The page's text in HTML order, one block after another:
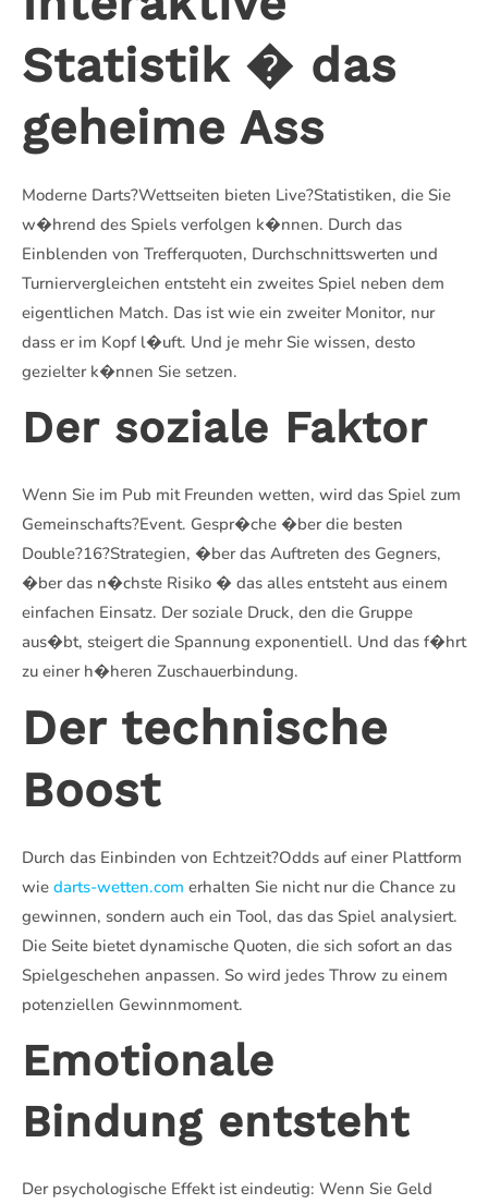
Statistik � das
geheime Ass
Moderne Darts?Wettseiten bieten Live?Statistiken, die Sie
w�hrend des Spiels verfolgen k�nnen. Durch das
Einblenden von Trefferquoten, Durchschnittswerten und
Turniervergleichen entsteht ein zweites Spiel neben dem
eigentlichen Match. Das ist wie ein zweiter Monitor, nur
dass er im Kopf l�uft. Und je mehr Sie wissen, desto
gezielter k�nnen Sie setzen.
Der soziale Faktor
Wenn Sie im Pub mit Freunden wetten, wird das Spiel zum
Gemeinschafts?Event. Gespr�che �ber die besten
Double?16?Strategien, �ber das Auftreten des Gegners,
�ber das n�chste Risiko � das alles entsteht aus einem
einfachen Einsatz. Der soziale Druck, den die Gruppe
aus�bt, steigert die Spannung exponentiell. Und das f�hrt
zu einer h�heren Zuschauerbindung.
Der technische
Boost
Durch das Einbinden von Echtzeit?Odds auf einer Plattform
wie darts-wetten.com erhalten Sie nicht nur die Chance zu
gewinnen, sondern auch ein Tool, das das Spiel analysiert.
Die Seite bietet dynamische Quoten, die sich sofort an das
Spielgeschehen anpassen. So wird jedes Throw zu einem
potenziellen Gewinnmoment.
Emotionale
Bindung entsteht
Der psychologische Effekt ist eindeutig: Wenn Sie Geld